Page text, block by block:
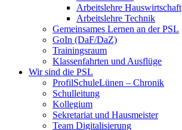
Arbeitslehre Hauswirtschaft
Arbeitslehre Technik
Gemeinsames Lernen an der PSL​
GoIn (DaF/DaZ)
Trainingsraum
Klassenfahrten und Ausflüge
Wir sind die PSL
ProfilSchuleLünen – Chronik
Schulleitung
Kollegium
Sekretariat und Hausmeister
Team Digitalisierung